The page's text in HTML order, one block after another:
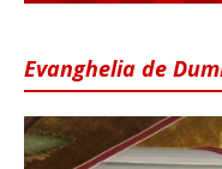
Evanghelia de